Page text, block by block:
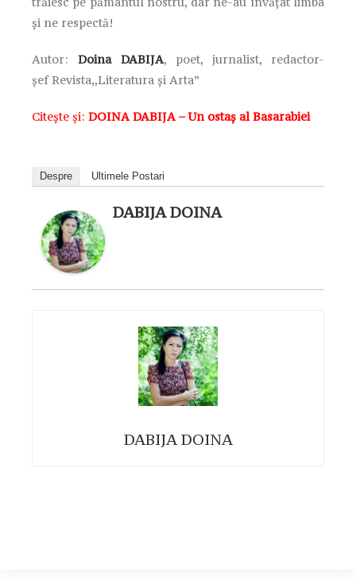
şi ne respectă!
Autor: Doina DABIJA, poet, jurnalist, redactor-
șefRevista,,Literatura și Arta”
Citește și: DOINA DABIJA – Un ostaş al Basarabiei
Despre Ultimele Postari
DABIJA DOINA
DABIJA DOINA